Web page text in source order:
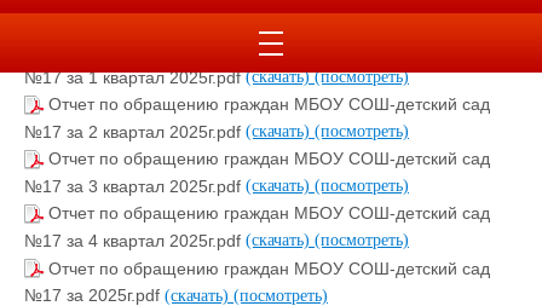
Отчет по обращению граждан МБОУ СОШ-детский сад
№17 за 1 квартал 2025г.pdf(скачать)(посмотреть)
Отчет по обращению граждан МБОУ СОШ-детский сад
№17 за 2 квартал 2025г.pdf (скачать) (посмотреть)
Отчет по обращению граждан МБОУ СОШ-детский сад
№17 за 3 квартал 2025г.pdf (скачать) (посмотреть)
Отчет по обращению граждан МБОУ СОШ-детский сад
№17 за 4 квартал 2025г.pdf (скачать) (посмотреть)
Отчет по обращению граждан МБОУ СОШ-детский сад
№17 за 2025г.pdf (скачать) (посмотреть)